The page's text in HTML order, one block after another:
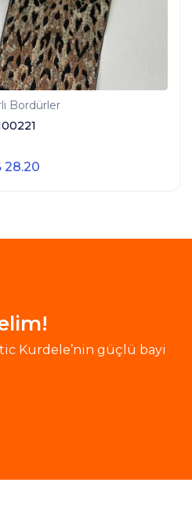
Bordürler
28.20
Kurdele’nin güçlü bayi